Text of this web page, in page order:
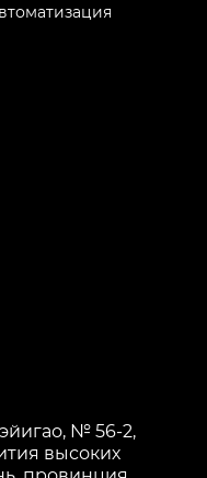
№ 56-2,
высоких